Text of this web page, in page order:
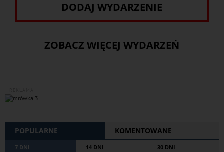
DODAJ WYDARZENIE
ZOBACZ WIĘCEJ WYDARZEŃ
POPULARNE KOMENTOWANE
7 DNI 14 DNI 30 DNI